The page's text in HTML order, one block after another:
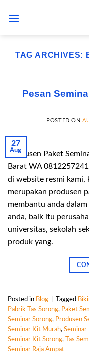
TAG ARCHIVES:
Pesan
POSTED ON
27
Aug
Produsen Paket
Barat WA
di website resmi kami,
merupakan produsen
membantu anda
anda, baik itu
universitas, sekolah
produk yang.
Posted in Blog Tagged
Pabrik Tas Sorong, Paket
Seminar Sorong, Produsen
Seminar Kit Murah, Seminar
Seminar Kit Sorong, Tas
Seminar Raja Ampat